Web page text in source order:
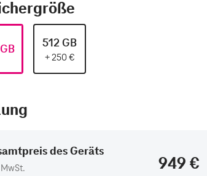
512 GB
+250 €
des Geräts
949 €